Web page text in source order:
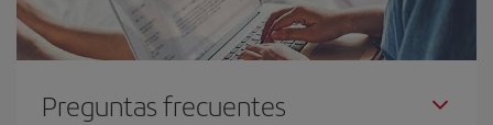
Preguntas frecuentes